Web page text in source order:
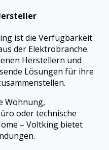
ist die Verfügbarkeit
der Elektrobranche.
Herstellern und
Lösungen für ihre
Wohnung,
oder technische
– Voltking bietet